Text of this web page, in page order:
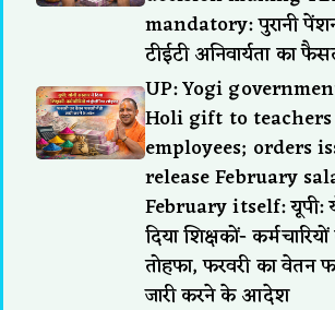
mandatory: पुरानी
टीईटी अनिवार्यता का
UP: Yogi
Holi gift to
employees; orders
release February
February itself: यूपी:
दिया शिक्षकों-
तोहफा, फरवरी का वेतन
जारी करने के आदेश